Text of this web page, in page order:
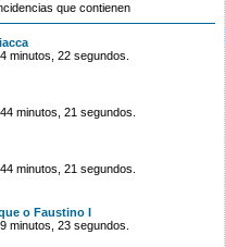
que contienen
minutos, 22 segundos.
minutos, 21 segundos.
minutos, 21 segundos.
o Faustino I
minutos, 23 segundos.